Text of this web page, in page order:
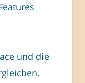
und die